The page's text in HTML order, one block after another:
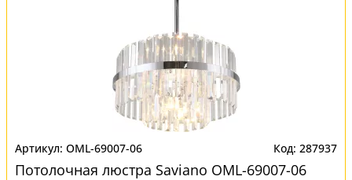
OML-69007-06 287937
Потолочная люстра Saviano OML-69007-06